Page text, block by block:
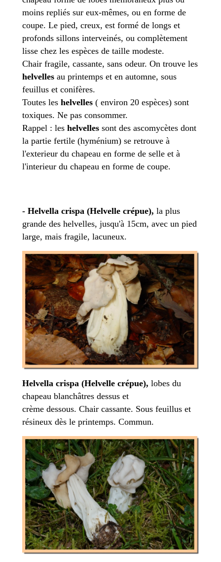
moins repliés sur eux-mêmes, ou en forme de
coupe. Le pied, creux, est formé de longs et
profonds sillons interveinés, ou complètement
lisse chez les espèces de taille modeste.
Chair fragile, cassante, sans odeur. On trouve les
helvelles au printemps et en automne, sous
feuillus et conifères.
Toutes les helvelles ( environ 20 espèces) sont
toxiques. Ne pas consommer.
Rappel : les helvelles sont des ascomycètes dont
la partie fertile (hyménium) se retrouve à
l'exterieur du chapeau en forme de selle et à
l'interieur du chapeau en forme de coupe.
- Helvella crispa (Helvelle crépue), la plus
grande des helvelles, jusqu'à 15cm, avec un pied
large, mais fragile, lacuneux.
Helvella crispa (Helvelle crépue), lobes du
chapeau blanchâtres dessus et
crème dessous. Chair cassante. Sous feuillus et
résineux dès le printemps. Commun.